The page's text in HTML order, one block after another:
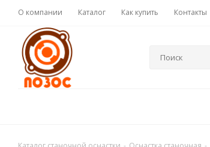
О компании Каталог Как купить Контакты